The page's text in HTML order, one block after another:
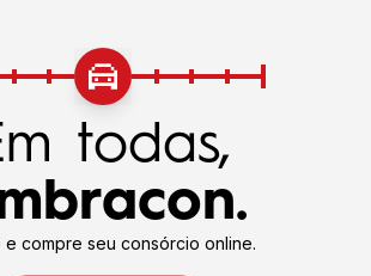
todas,
e compre seu consórcio online.